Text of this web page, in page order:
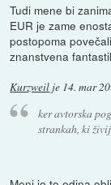
Tudi mene bi
EUR je zame
postopoma
znanstvena
Kurzweil je 14. mar
ker avtorska
strankah, ki